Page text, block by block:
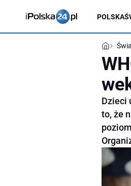
POLSKA
Dzieci
to, że